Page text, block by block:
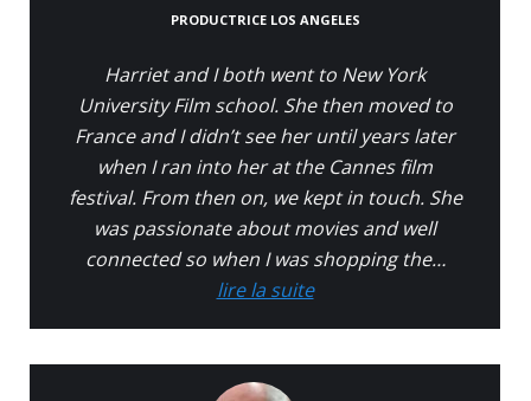
PRODUCTRICE LOS ANGELES
Harriet and I both went to New York
University Film school. She then moved to
France and I didn’t see her until years later
when I ran into her at the Cannes film
festival. From then on, we kept in touch. She
was passionate about movies and well
connected so when I was shopping the…
lire la suite